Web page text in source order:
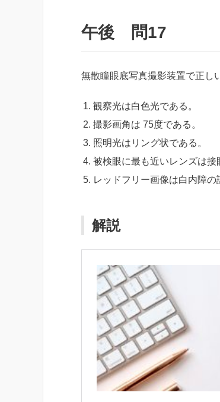
午後 問17
無散瞳眼底写真撮影装置で正し
観察光は白色光である。
撮影画角は 75度である。
照明光はリング状である。
被検眼に最も近いレンズは接
レッドフリー画像は白内障の
解説